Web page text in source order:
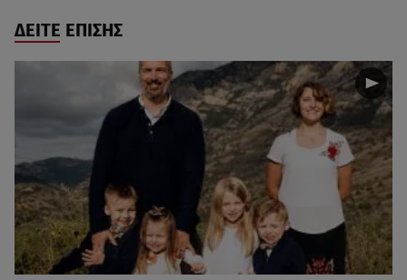
ΔΕΙΤΕ ΕΠΙΣΗΣ